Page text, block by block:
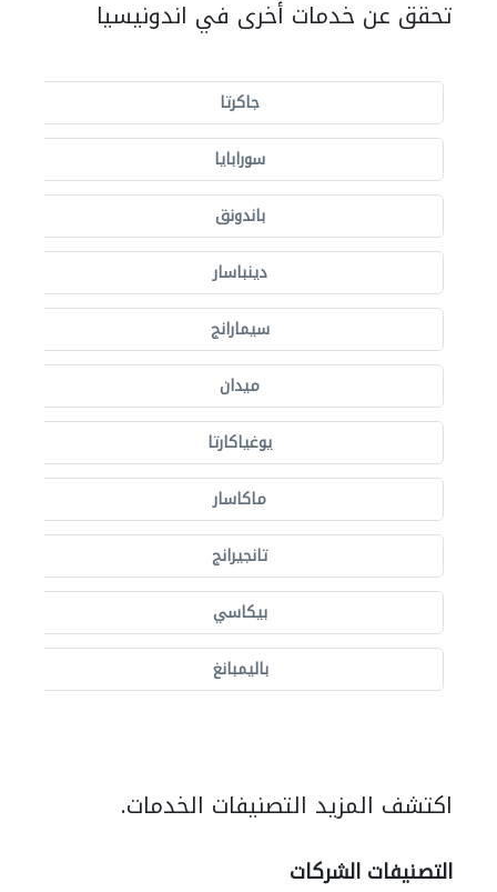
تحقق عن خدمات أخرى في اندونيسيا
جاكرتا
سورابايا
باندونق
دينباسار
سيمارانج
ميدان
يوغياكارتا
ماكاسار
تانجيرانج
بيكاسي
باليمبانغ
اكتشف المزيد التصنيفات الخدمات.
التصنيفات الشركات